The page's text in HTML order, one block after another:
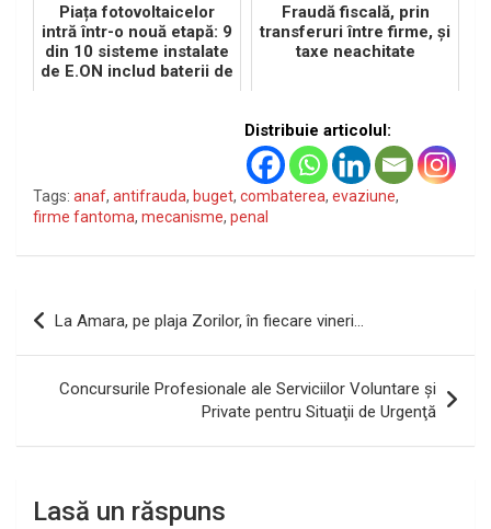
Piața fotovoltaicelor
intră într-o nouă etapă: 9
din 10 sisteme instalate
de E.ON includ baterii de
Fraudă fiscală, prin
transferuri între firme, şi
taxe neachitate
Distribuie articolul:
Tags: anaf, antifrauda, buget, combaterea, evaziune,
firme fantoma, mecanisme, penal
Navigare
articole
La Amara, pe plaja Zorilor, în fiecare vineri…
Concursurile Profesionale ale Serviciilor Voluntare şi
Private pentru Situaţii de Urgenţă
Lasă un răspuns